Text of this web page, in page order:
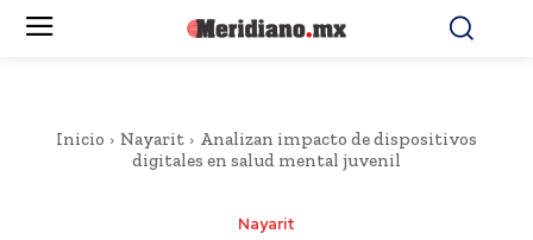
Inicio Nayarit
Analizan impacto de dispositivos
digitales en salud mental juvenil
Nayarit